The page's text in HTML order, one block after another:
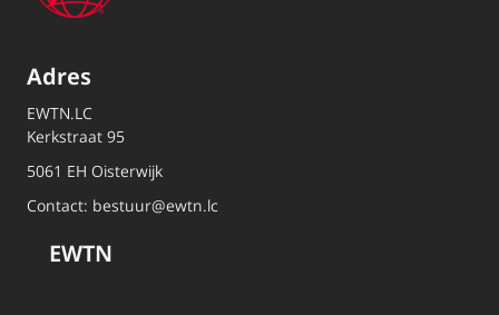
Adres
EWTN.LC
Kerkstraat 95
5061 EH Oisterwijk
Contact: bestuur@ewtn.lc
EWTN